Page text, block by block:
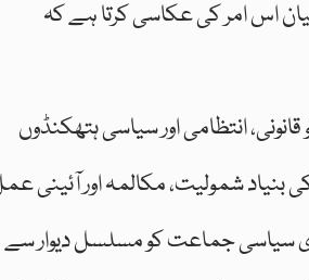
اس امر کی عکاسی کرتا ہے کہ
انتظامی اور سیاسی ہتھکنڈوں
شمولیت، مکالمہ اور آئینی
سیاسی جماعت کو مسلسل دیوار سے